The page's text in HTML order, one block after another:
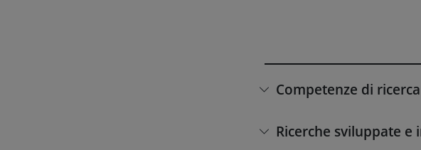
Competenze di ricerca
Ricerche sviluppate e